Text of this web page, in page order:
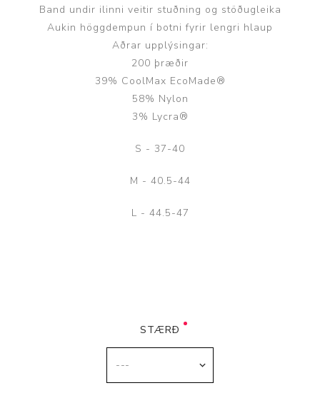
Band undir ilinni veitir stuðning og stöðugleika
Aukin höggdempun í botni fyrir lengri hlaup
Aðrar upplýsingar:
200 þræðir
39% CoolMax EcoMade®
58% Nylon
3% Lycra®
S - 37-40
M - 40.5-44
L - 44.5-47
STÆRÐ